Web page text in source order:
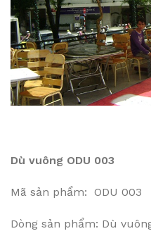
Dù vuông ODU 003
Mã sản phẩm: ODU 003
Dòng sản phẩm: Dù